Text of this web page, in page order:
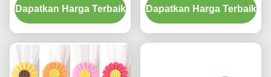
Curtain Holdbacks
Dapatkan Harga Terbaik
Aksesori Produsen di
Cina
Dapatkan Harga Terbaik